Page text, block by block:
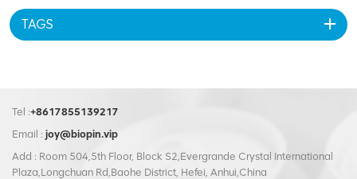
TAGS
Tel :+8617855139217
Email : joy@biopin.vip
Add : Room 504,5th Floor, Block S2,Evergrande Crystal International
Plaza,Longchuan Rd,Baohe District, Hefei, Anhui,China